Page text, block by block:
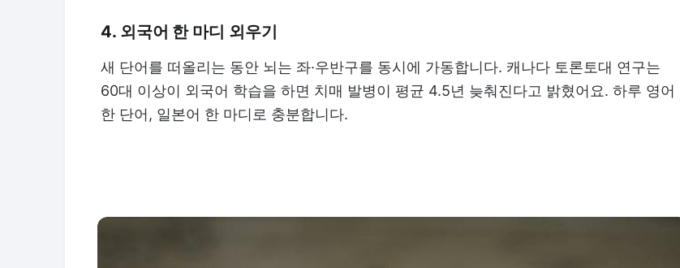
4. 외국어 한 마디 외우기
새 단어를 떠올리는 동안 뇌는 좌·우반구를 동시에 가동합니다. 캐나다 토론토대 연구는
60대 이상이 외국어 학습을 하면 치매 발병이 평균 4.5년 늦춰진다고 밝혔어요. 하루 영어
한 단어, 일본어 한 마디로 충분합니다.